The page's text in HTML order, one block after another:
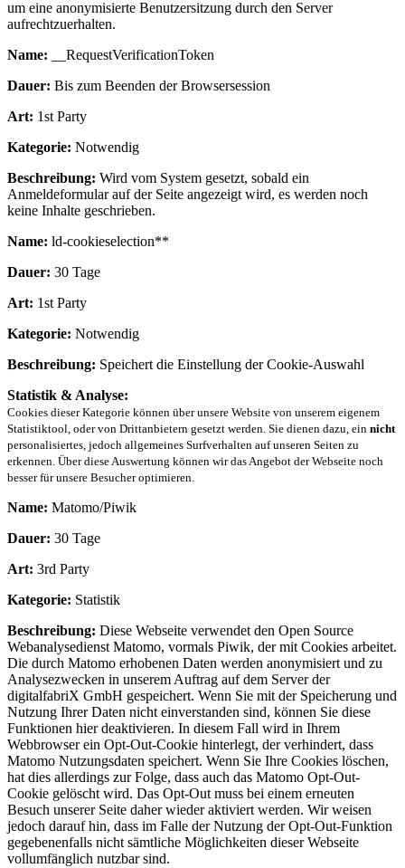
um eine anonymisierte Benutzersitzung durch den Server
aufrechtzuerhalten.
Name: __RequestVerificationToken
Dauer: Bis zum Beenden der Browsersession
Art: 1st Party
Kategorie: Notwendig
Beschreibung: Wird vom System gesetzt, sobald ein
Anmeldeformular auf der Seite angezeigt wird, es werden noch
keine Inhalte geschrieben.
Name: ld-cookieselection**
Dauer: 30 Tage
Art: 1st Party
Kategorie: Notwendig
Beschreibung: Speichert die Einstellung der Cookie-Auswahl
Statistik & Analyse:
Cookies dieser Kategorie können über unsere Website von unserem eigenem
Statistiktool, oder von Drittanbietern gesetzt werden. Sie dienen dazu, ein nicht
personalisiertes, jedoch allgemeines Surfverhalten auf unseren Seiten zu
erkennen. Über diese Auswertung können wir das Angebot der Webseite noch
besser für unsere Besucher optimieren.
Name: Matomo/Piwik
Dauer: 30 Tage
Art: 3rd Party
Kategorie: Statistik
Beschreibung: Diese Webseite verwendet den Open Source
Webanalysedienst Matomo, vormals Piwik, der mit Cookies arbeitet.
Die durch Matomo erhobenen Daten werden anonymisiert und zu
Analysezwecken in unserem Auftrag auf dem Server der
digitalfabriX GmbH gespeichert. Wenn Sie mit der Speicherung und
Nutzung Ihrer Daten nicht einverstanden sind, können Sie diese
Funktionen hier deaktivieren. In diesem Fall wird in Ihrem
Webbrowser ein Opt-Out-Cookie hinterlegt, der verhindert, dass
Matomo Nutzungsdaten speichert. Wenn Sie Ihre Cookies löschen,
hat dies allerdings zur Folge, dass auch das Matomo Opt-Out-
Cookie gelöscht wird. Das Opt-Out muss bei einem erneuten
Besuch unserer Seite daher wieder aktiviert werden. Wir weisen
jedoch darauf hin, dass im Falle der Nutzung der Opt-Out-Funktion
gegebenenfalls nicht sämtliche Möglichkeiten dieser Webseite
vollumfänglich nutzbar sind.